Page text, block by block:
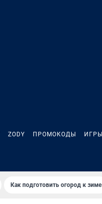
ZODY ПРОМОКОДЫ ИГРЫ
Как подготовить огород к зиме